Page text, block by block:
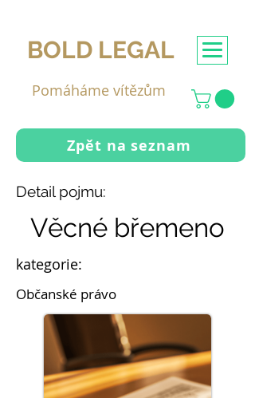
BOLD LEGAL
Pomáháme vítězům
Zpět na seznam
Detail pojmu:
Věcné břemeno
kategorie:
Občanské právo